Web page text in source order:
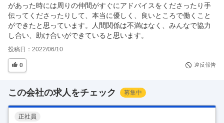
があった時には周りの仲間がすぐにアドバイスをくださったり手
伝ってくださったりして、本当に優しく、良いところで働くこと
ができたと思っています。人間関係は不満はなく、みんなで協力
し合い、助け合いができていると思います。
投稿日： 2022/06/10
0 違反報告
この会社の求人をチェック 募集中
正社員